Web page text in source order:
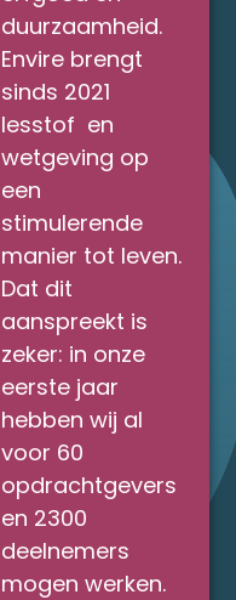
duurzaamheid.
Envire brengt
sinds 2021
lesstof en
wetgeving op
een
stimulerende
manier tot leven.
Dat dit
aanspreekt is
zeker: in onze
eerste jaar
hebben wij al
voor 60
opdrachtgevers
en 2300
deelnemers
mogen werken.